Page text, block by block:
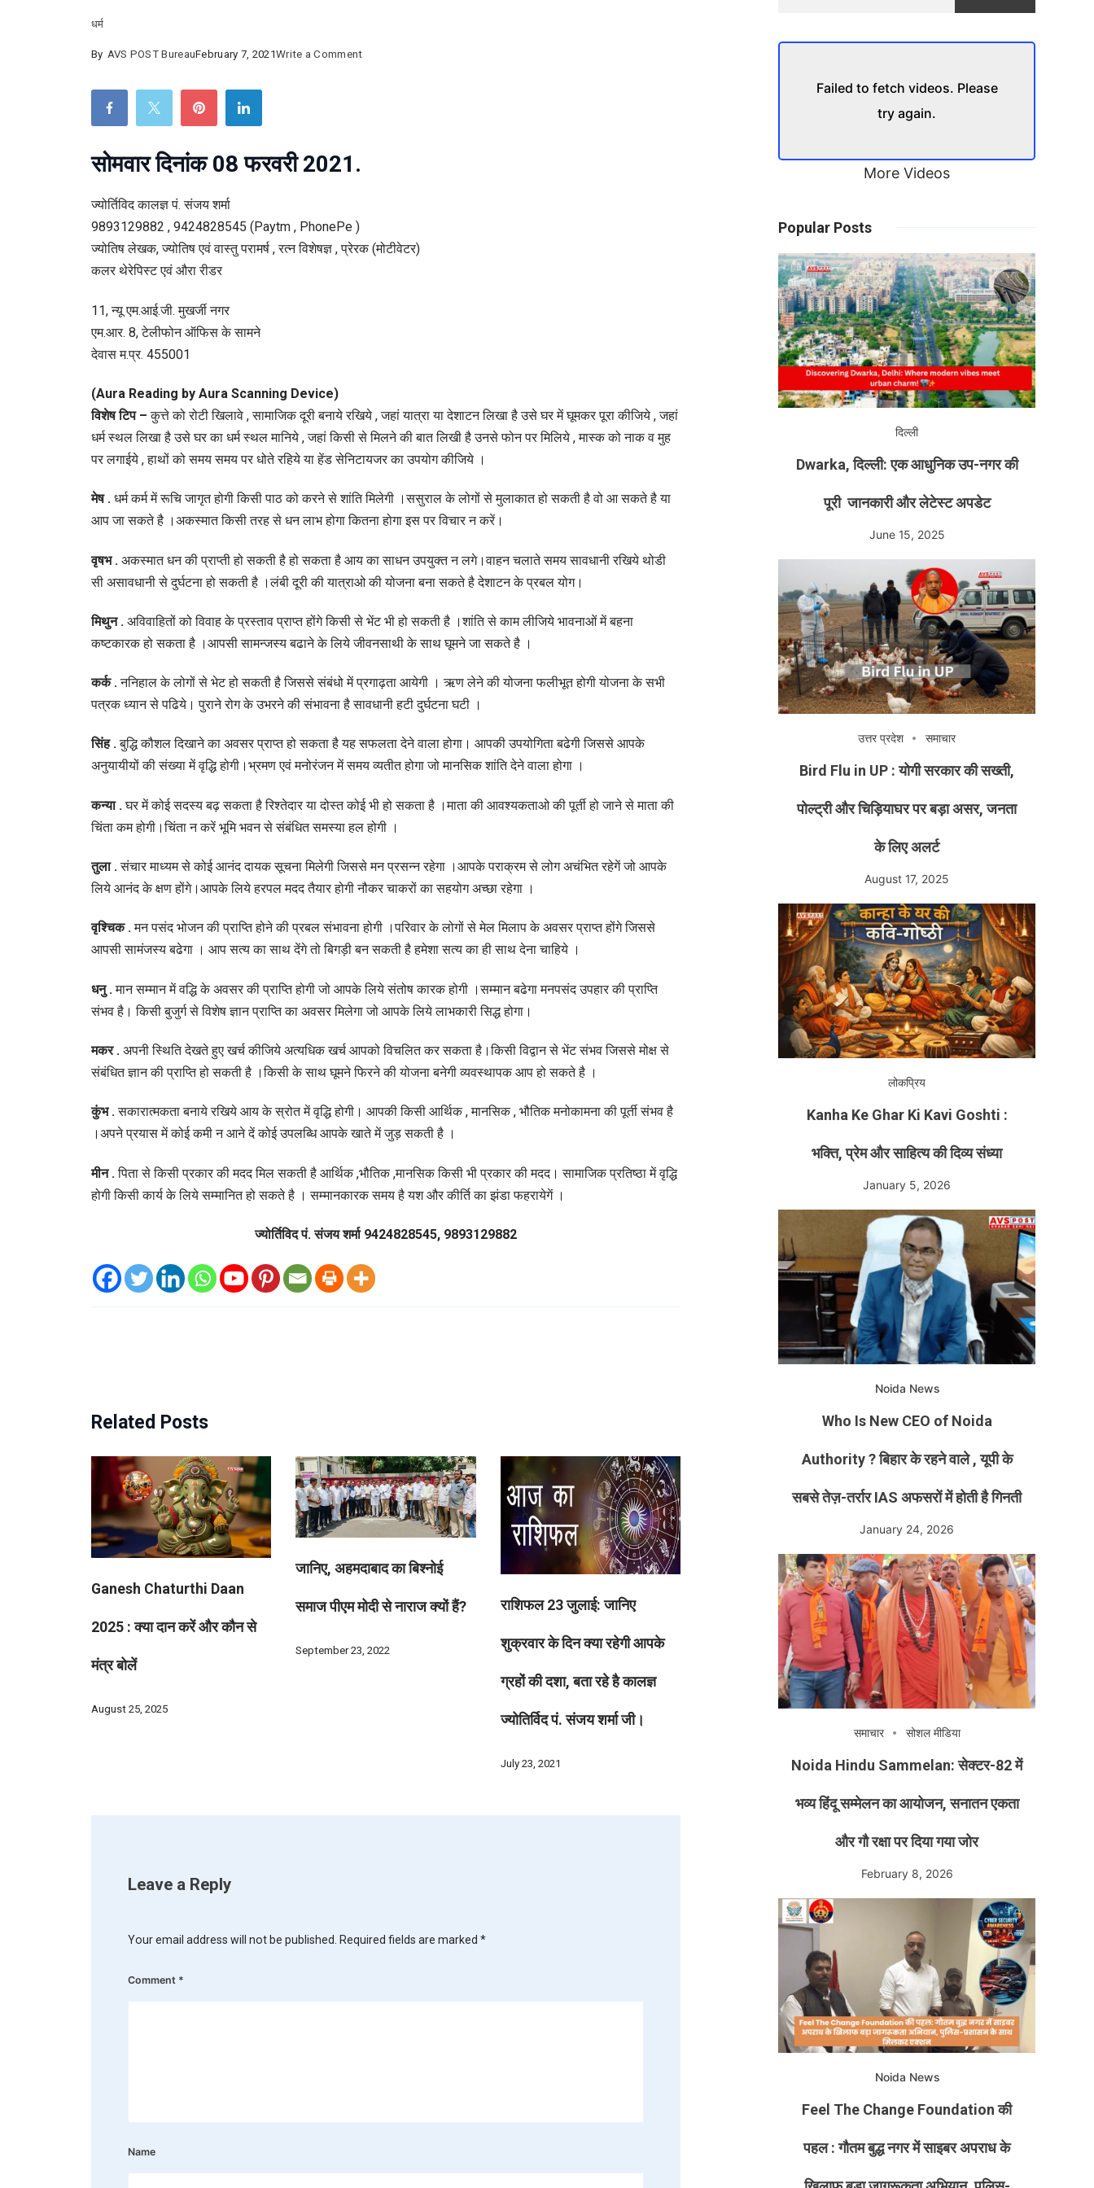
धर्म
By AVS POST BureauFebruary 7, 2021Write a Commenton
क्या
रहे
है
पं.
संजय
जी।
सोमवार दिनांक 08 फरवरी 2021.
ज्योर्तिविद कालज्ञ पं. संजय शर्मा
9893129882 , 9424828545 (Paytm , PhonePe )
ज्योतिष लेखक, ज्योतिष एवं वास्तु परामर्ष , रत्न विशेषज्ञ , प्रेरक (मोटीवेटर)
कलर थेरेपिस्ट एवं औरा रीडर
11, न्यू एम.आई.जी. मुखर्जी नगर
एम.आर. 8, टेलीफोन ऑफिस के सामने
देवास म.प्र. 455001
(Aura Reading by Aura Scanning Device)
विशेष टिप – कुत्ते को रोटी खिलावे , सामाजिक दूरी बनाये रखिये , जहां यात्रा या देशाटन लिखा है उसे घर में घूमकर पूरा कीजिये , जहां
धर्म स्थल लिखा है उसे घर का धर्म स्थल मानिये , जहां किसी से मिलने की बात लिखी है उनसे फोन पर मिलिये , मास्क को नाक व मुह
पर लगाईये , हाथों को समय समय पर धोते रहिये या हेंड सेनिटायजर का उपयोग कीजिये ।
मेष . धर्म कर्म में रूचि जागृत होगी किसी पाठ को करने से शांति मिलेगी ।ससुराल के लोगों से मुलाकात हो सकती है वो आ सकते है या
आप जा सकते है ।अकस्मात किसी तरह से धन लाभ होगा कितना होगा इस पर विचार न करें।
वृषभ . अकस्मात धन की प्राप्ती हो सकती है हो सकता है आय का साधन उपयुक्त न लगे।वाहन चलाते समय सावधानी रखिये थोडी
सी असावधानी से दुर्घटना हो सकती है ।लंबी दूरी की यात्राओ की योजना बना सकते है देशाटन के प्रबल योग।
मिथुन . अविवाहितों को विवाह के प्रस्ताव प्राप्त होंगे किसी से भेंट भी हो सकती है ।शांति से काम लीजिये भावनाओं में बहना
कष्टकारक हो सकता है ।आपसी सामन्जस्य बढाने के लिये जीवनसाथी के साथ घूमने जा सकते है ।
कर्क .ननिहाल के लोगों से भेट हो सकती है जिससे संबंधो में प्रगाढ़ता आयेगी । ऋण लेने की योजना फलीभूत होगी योजना के सभी
पत्रक ध्यान से पढिये। पुराने रोग के उभरने की संभावना है सावधानी हटी दुर्घटना घटी ।
सिंह .बुद्धि कौशल दिखाने का अवसर प्राप्त हो सकता है यह सफलता देने वाला होगा। आपकी उपयोगिता बढेगी जिससे आपके
अनुयायीयों की संख्या में वृद्धि होगी।भ्रमण एवं मनोरंजन में समय व्यतीत होगा जो मानसिक शांति देने वाला होगा ।
कन्या . घर में कोई सदस्य बढ़ सकता है रिश्तेदार या दोस्त कोई भी हो सकता है ।माता की आवश्यकताओ की पूर्ती हो जाने से माता की
चिंता कम होगी।चिंता न करें भूमि भवन से संबंधित समस्या हल होगी ।
तुला .संचार माध्यम से कोई आनंद दायक सूचना मिलेगी जिससे मन प्रसन्न रहेगा ।आपके पराक्रम से लोग अचंभित रहेगें जो आपके
लिये आनंद के क्षण होंगे।आपके लिये हरपल मदद तैयार होगी नौकर चाकरों का सहयोग अच्छा रहेगा ।
वृश्चिक .मन पसंद भोजन की प्राप्ति होने की प्रबल संभावना होगी ।परिवार के लोगों से मेल मिलाप के अवसर प्राप्त होंगे जिससे
आपसी सामंजस्य बढेगा । आप सत्य का साथ देंगे तो बिगड़ी बन सकती है हमेशा सत्य का ही साथ देना चाहिये ।
धनु . मान सम्मान में वद्धि के अवसर की प्राप्ति होगी जो आपके लिये संतोष कारक होगी ।सम्मान बढेगा मनपसंद उपहार की प्राप्ति
संभव है। किसी बुजुर्ग से विशेष ज्ञान प्राप्ति का अवसर मिलेगा जो आपके लिये लाभकारी सिद्ध होगा।
मकर . अपनी स्थिति देखते हुए खर्च कीजिये अत्यधिक खर्च आपको विचलित कर सकता है।किसी विद्वान से भेंट संभव जिससे मोक्ष से
संबंधित ज्ञान की प्राप्ति हो सकती है ।किसी के साथ घूमने फिरने की योजना बनेगी व्यवस्थापक आप हो सकते है ।
कुंभ .सकारात्मकता बनाये रखिये आय के स्रोत में वृद्धि होगी। आपकी किसी आर्थिक , मानसिक , भौतिक मनोकामना की पूर्ती संभव है
।अपने प्रयास में कोई कमी न आने दें कोई उपलब्धि आपके खाते में जुड़ सकती है ।
मीन . पिता से किसी प्रकार की मदद मिल सकती है आर्थिक ,भौतिक ,मानसिक किसी भी प्रकार की मदद। सामाजिक प्रतिष्ठा में वृद्धि
होगी किसी कार्य के लिये सम्मानित हो सकते है । सम्मानकारक समय है यश और कीर्ति का झंडा फहरायेगें ।
ज्योर्तिविद पं. संजय शर्मा 9424828545, 9893129882
Related Posts
Ganesh Chaturthi Daan
2025 : क्या दान करें और कौन से
मंत्र बोलें
August 25, 2025
जानिए, अहमदाबाद का बिश्नोई
समाज पीएम मोदी से नाराज क्यों हैं?
September 23, 2022
राशिफल 23 जुलाई: जानिए
शुक्रवार के दिन क्या रहेगी आपके
ग्रहों की दशा, बता रहे है कालज्ञ
ज्योतिर्विद पं. संजय शर्मा जी।
July 23, 2021
Leave a Reply
Your email address will not be published. Required fields are marked *
Comment *
Name
Failed to fetch videos. Please
try again.
More Videos
Popular Posts
दिल्ली
Dwarka, दिल्ली: एक आधुनिक उप-नगर की
पूरी जानकारी और लेटेस्ट अपडेट
June 15, 2025
उत्तर प्रदेश समाचार
Bird Flu in UP : योगी सरकार की सख्ती,
पोल्ट्री और चिड़ियाघर पर बड़ा असर, जनता
के लिए अलर्ट
August 17, 2025
लोकप्रिय
Kanha Ke Ghar Ki Kavi Goshti :
भक्ति, प्रेम और साहित्य की दिव्य संध्या
January 5, 2026
Noida News
Who Is New CEO of Noida
Authority ? बिहार के रहने वाले , यूपी के
सबसे तेज़-तर्रार IAS अफसरों में होती है गिनती
January 24, 2026
समाचार सोशल मीडिया
Noida Hindu Sammelan: सेक्टर-82 में
भव्य हिंदू सम्मेलन का आयोजन, सनातन एकता
और गौ रक्षा पर दिया गया जोर
February 8, 2026
Noida News
Feel The Change Foundation की
पहल : गौतम बुद्ध नगर में साइबर अपराध के